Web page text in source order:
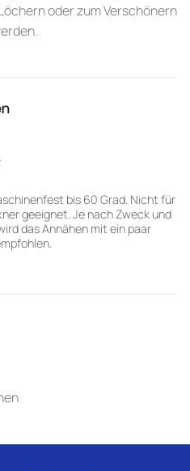
oder zum Verschönern
bis 60 Grad. Nicht für
geeignet. Je nach Zweck und
das Annähen mit ein paar